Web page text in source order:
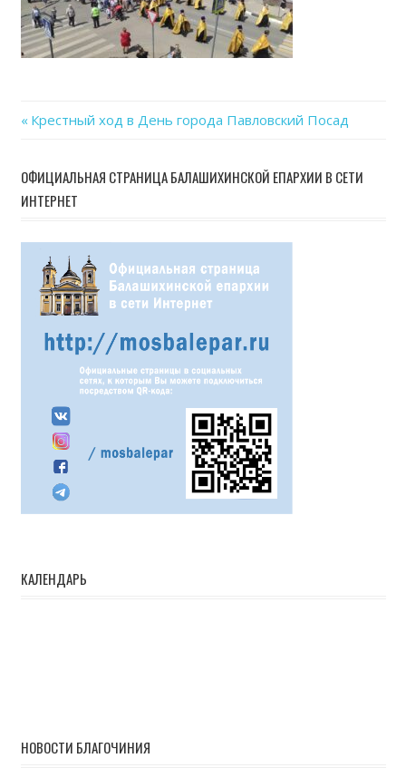
по
записям
Previous
Крестный ход в День города Павловский Посад
ОФИЦИАЛЬНАЯ СТРАНИЦА БАЛАШИХИНСКОЙ ЕПАРХИИ В СЕТИ
ИНТЕРНЕТ
КАЛЕНДАРЬ
НОВОСТИ БЛАГОЧИНИЯ